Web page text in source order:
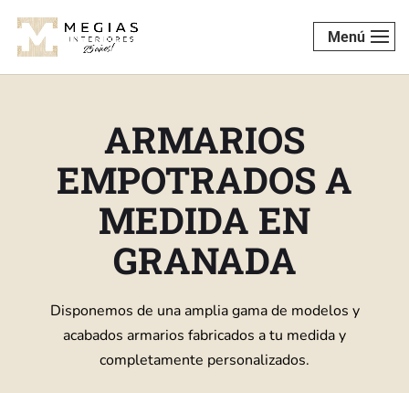
Menú
ARMARIOS
EMPOTRADOS A
MEDIDA EN
GRANADA
Disponemos de una amplia gama de modelos y
acabados armarios fabricados a tu medida y
completamente personalizados.